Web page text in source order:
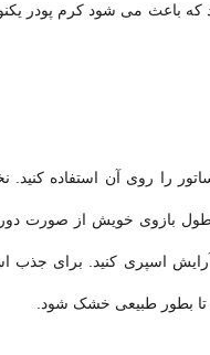
که باعث می شود کرم پودر
را روی آن استفاده کنید.
طول بازوی خویش از صورت دور
اسپری کنید. برای جذب
تا بطور طبیعی خشک شود.